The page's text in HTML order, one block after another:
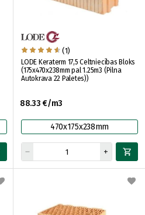
(1)
LODE Keraterm 17,5 Celtniecības Bloks
(175x470x238mm pal 1.25m3 (Pilna
Autokrava 22 Paletes))
88.33 €/m3
470x175x238mm